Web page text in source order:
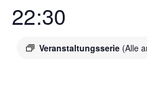
22:30
Veranstaltungsserie (Alle